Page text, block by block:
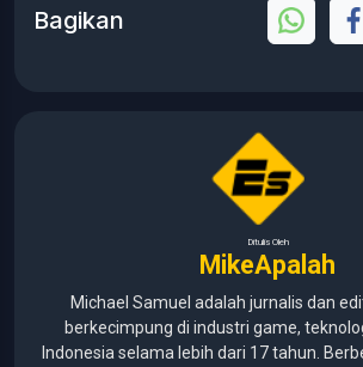
Bagikan
Ditulis Oleh
MikeApalah
Michael Samuel adalah jurnalis dan
berkecimpung di industri game,
Indonesia selama lebih dari 17 tahun.